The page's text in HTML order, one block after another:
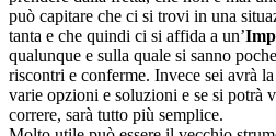
può capitare che ci si trovi in una
tanta e che quindi ci si affida a un’
qualunque e sulla quale si sanno
riscontri e conferme. Invece sei avrà
varie opzioni e soluzioni e se si potrà
correre, sarà tutto più semplice.